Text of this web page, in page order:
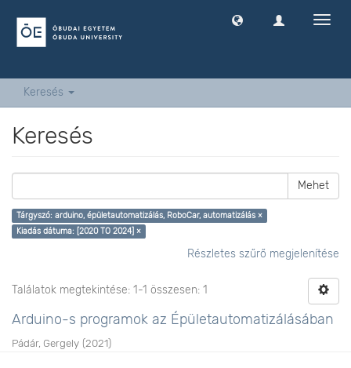
Keresés
Keresés
Mehet
Tárgyszó: arduino, épületautomatizálás, RoboCar, automatizálás ×
Kiadás dátuma: [2020 TO 2024] ×
Részletes szűrő megjelenítése
Találatok megtekintése: 1-1 összesen: 1
Arduino-s programok az Épületautomatizálásában
Pádár, Gergely (2021)